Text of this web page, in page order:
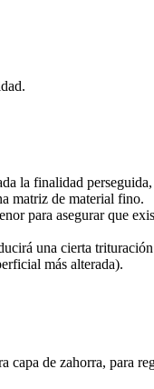
la finalidad
matriz de material fino.
para asegurar que
una cierta
más alterada).
capa de zahorra, para